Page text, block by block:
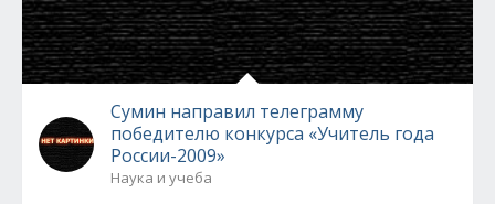
Сумин направил телеграмму
победителю конкурса «Учитель года
России-2009»
Наука и учеба